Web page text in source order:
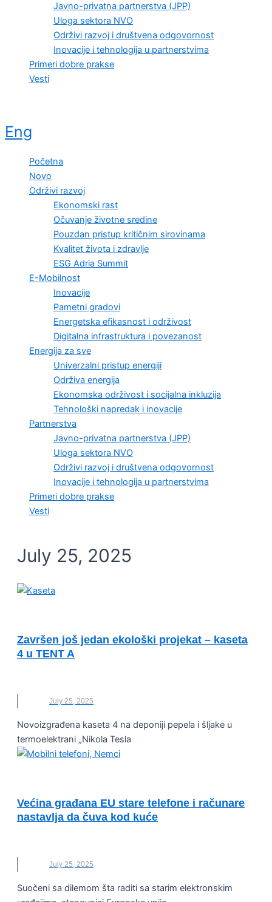
Javno-privatna partnerstva (JPP)
Uloga sektora NVO
Održivi razvoj i društvena odgovornost
Inovacije i tehnologija u partnerstvima
Primeri dobre prakse
Vesti
Eng
Početna
Novo
Održivi razvoj
Ekonomski rast
Očuvanje životne sredine
Pouzdan pristup kritičnim sirovinama
Kvalitet života i zdravlje
ESG Adria Summit
E-Mobilnost
Inovacije
Pametni gradovi
Energetska efikasnost i održivost
Digitalna infrastruktura i povezanost
Energija za sve
Univerzalni pristup energiji
Održiva energija
Ekonomska održivost i socijalna inkluzija
Tehnološki napredak i inovacije
Partnerstva
Javno-privatna partnerstva (JPP)
Uloga sektora NVO
Održivi razvoj i društvena odgovornost
Inovacije i tehnologija u partnerstvima
Primeri dobre prakse
Vesti
July 25, 2025
Završen još jedan ekološki projekat – kaseta
4 u TENT A
July 25, 2025
Novoizgrađena kaseta 4 na deponiji pepela i šljake u
termoelektrani „Nikola Tesla
Većina građana EU stare telefone i računare
nastavlja da čuva kod kuće
July 25, 2025
Suočeni sa dilemom šta raditi sa starim elektronskim